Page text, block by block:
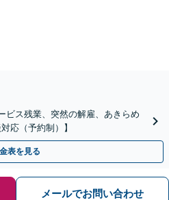
ビス残業、突然の解雇、あきらめ
応（予約制）】
表を見る
メールでお問い合わせ